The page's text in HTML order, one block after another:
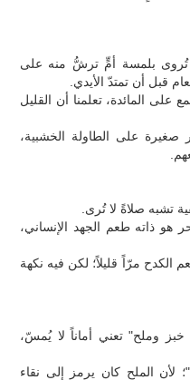
تُروى بلمسة أمٍّ ترشُّ منه على
قبل أن تمتدّ الأيدي.
على المائدة، تعلمنا أن القليل
صغيرة على الطاولة الخشبية،
تشبه صلاةً لا تُرى.
هو ذاته طعم الجهد الإنساني،
مرّاً قليلاً؛ لكن فيه نكهة
خبز وملح" تعني أماناً لا يُمسّ،
الملح كان يرمز إلى نقاء